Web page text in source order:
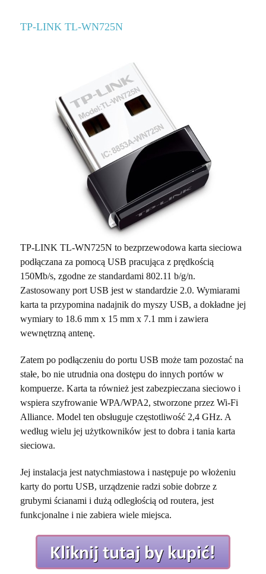
TP-LINK TL-WN725N
TP-LINK TL-WN725N to bezprzewodowa karta sieciowa
podłączana za pomocą USB pracująca z prędkością
150Mb/s, zgodne ze standardami 802.11 b/g/n.
Zastosowany port USB jest w standardzie 2.0. Wymiarami
karta ta przypomina nadajnik do myszy USB, a dokładne jej
wymiary to 18.6 mm x 15 mm x 7.1 mm i zawiera
wewnętrzną antenę.
Zatem po podłączeniu do portu USB może tam pozostać na
stałe, bo nie utrudnia ona dostępu do innych portów w
kompuerze. Karta ta również jest zabezpieczana sieciowo i
wspiera szyfrowanie WPA/WPA2, stworzone przez Wi-Fi
Alliance. Model ten obsługuje częstotliwość 2,4 GHz. A
według wielu jej użytkowników jest to dobra i tania karta
sieciowa.
Jej instalacja jest natychmiastowa i następuje po włożeniu
karty do portu USB, urządzenie radzi sobie dobrze z
grubymi ścianami i dużą odległością od routera, jest
funkcjonalne i nie zabiera wiele miejsca.